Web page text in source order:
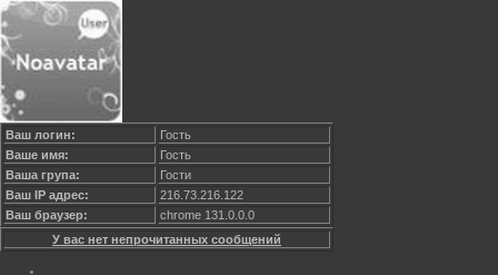
Ваш логин:
Гость
Ваше имя:
Гость
Ваша група:
Гости
Ваш IP адрес:
216.73.216.122
Ваш браузер:
chrome 131.0.0.0
У вас нет непрочитанных сообщений